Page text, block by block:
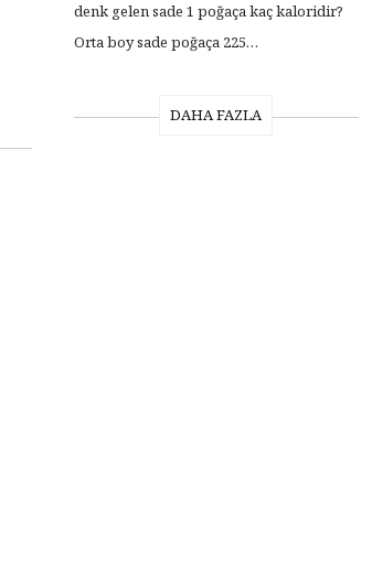
denk gelen sade 1 poğaça kaç kaloridir?
Orta boy sade poğaça 225…
DAHA FAZLA